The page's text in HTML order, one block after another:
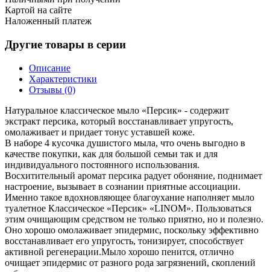
Картой на сайте
Наложенный платеж
Другие товары в серии
Описание
Характеристики
Отзывы (0)
Натуральное классическое мыло «Персик» - содержит
экстракт персика, который восстанавливает упругость,
омолаживает и придает тонус уставшей коже.
В наборе 4 кусочка душистого мыла, что очень выгодно в
качестве покупки, как для большой семьи так и для
индивидуального постоянного использования.
Восхитительный аромат персика радует обоняние, поднимает
настроение, вызывает в сознании приятные ассоциации.
Именно такое вдохновляющее благоухание наполняет мыло
туалетное Классическое «Персик» «LINOM». Пользоваться
этим очищающим средством не только приятно, но и полезно.
Оно хорошо омолаживает эпидермис, поскольку эффективно
восстанавливает его упругость, тонизирует, способствует
активной регенерации.Мыло хорошо пенится, отлично
очищает эпидермис от разного рода загрязнений, скоплений